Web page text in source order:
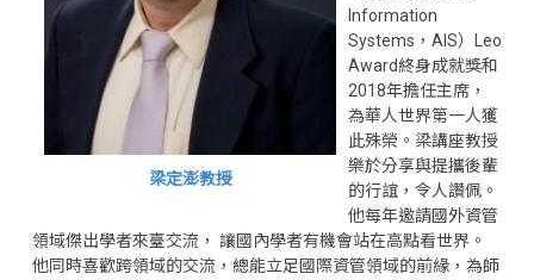
梁定澎教授
Information
Systems，AIS）Leo
Award終身成就獎和
2018年擔任主席，
為華人世界第一人獲
此殊榮。梁講座教授
樂於分享與提攜後輩
的行誼，令人讚佩。
他每年邀請國外資管
領域傑出學者來臺交流， 讓國內學者有機會站在高點看世界。
他同時喜歡跨領域的交流，總能立足國際資管領域的前緣，為師